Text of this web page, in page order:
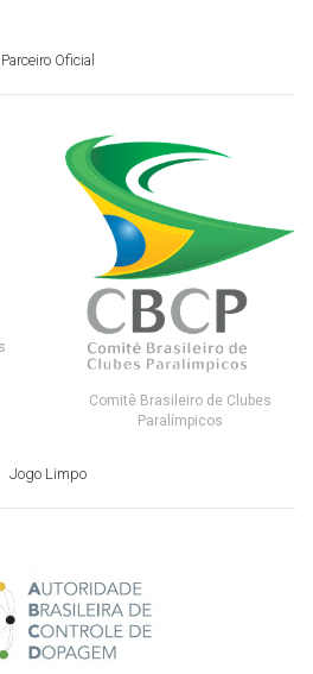
Parceiro Oficial
Comitê Brasileiro de Clubes
Paralímpicos
Jogo Limpo